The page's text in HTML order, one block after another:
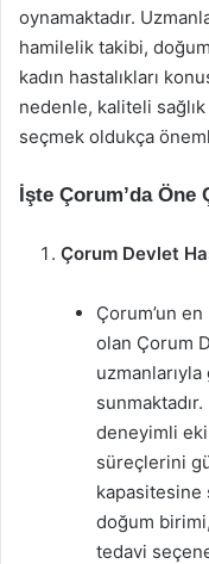
oynamaktadır.
hamilelik takibi,
kadın hastalıkları
nedenle, kaliteli
seçmek oldukça
İşte Çorum’da Öne
Çorum Devlet
Çorum’un
olan Çorum
deneyimli
süreçlerini
kapasitesine
doğum birimi,
tedavi